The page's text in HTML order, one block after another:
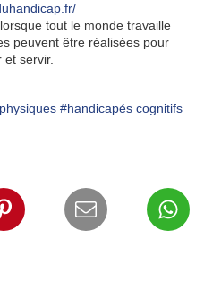
tout le monde travaille
peuvent être réalisées pour
et servir.
#handicapés cognitifs